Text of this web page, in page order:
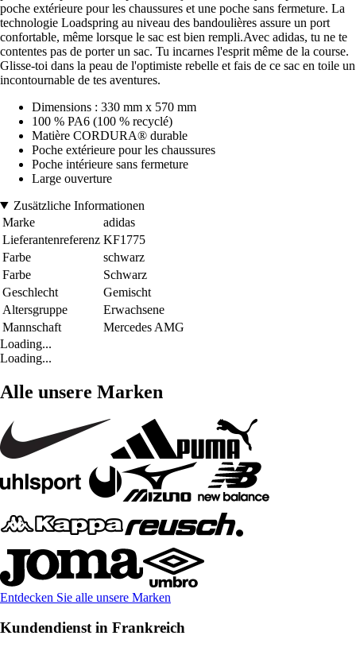
poche extérieure pour les chaussures et une poche sans fermeture. La
technologie Loadspring au niveau des bandoulières assure un port
confortable, même lorsque le sac est bien rempli.Avec adidas, tu ne te
contentes pas de porter un sac. Tu incarnes l'esprit même de la course.
Glisse-toi dans la peau de l'optimiste rebelle et fais de ce sac en toile un
incontournable de tes aventures.
Dimensions : 330 mm x 570 mm
100 % PA6 (100 % recyclé)
Matière CORDURA® durable
Poche extérieure pour les chaussures
Poche intérieure sans fermeture
Large ouverture
Zusätzliche Informationen
Marke
adidas
Lieferantenreferenz KF1775
Farbe
schwarz
Farbe
Schwarz
Geschlecht
Gemischt
Altersgruppe
Erwachsene
Mannschaft
Mercedes AMG
Loading...
Loading...
Alle unsere Marken
Entdecken Sie alle unsere Marken
Kundendienst in Frankreich